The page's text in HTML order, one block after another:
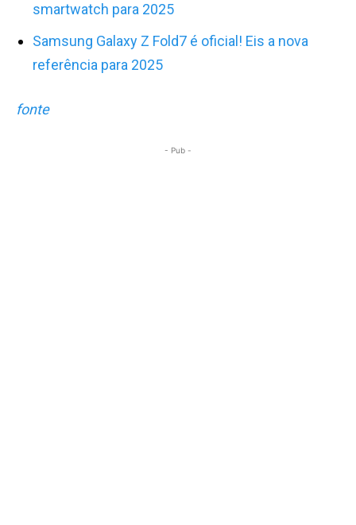
smartwatch para 2025
Samsung Galaxy Z Fold7 é oficial! Eis a nova
referência para 2025
fonte
- Pub -